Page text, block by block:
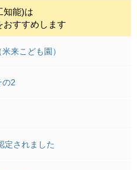
知能)は
おすすめします
来こども園）
の2
定されました